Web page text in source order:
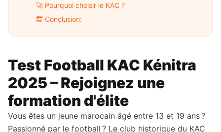
🚀 Pourquoi choisir le KAC ?
🔚 Conclusion:
Test Football KAC Kénitra
2025 – Rejoignez une
formation d'élite
Vous êtes un jeune marocain âgé entre 13 et 19 ans ?
Passionné par le football ? Le club historique du KAC